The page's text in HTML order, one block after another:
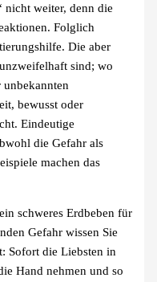
nicht weiter, denn die
Folglich
Die aber
sind; wo
bewusst oder
Eindeutige
die Gefahr als
machen das
schweres Erdbeben für
Gefahr wissen Sie
Sofort die Liebsten in
Hand nehmen und so